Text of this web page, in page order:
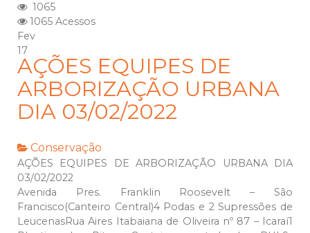
1065
1065 Acessos
Fev
17
AÇÕES EQUIPES DE
ARBORIZAÇÃO URBANA
DIA 03/02/2022
Conservação
AÇÕES EQUIPES DE ARBORIZAÇÃO URBANA DIA
03/02/2022
Avenida Pres. Franklin Roosevelt – São
Francisco(Canteiro Central)4 Podas e 2 Supressões de
LeucenasRua Aires Itabaiana de Oliveira nº 87 – Icaraí1